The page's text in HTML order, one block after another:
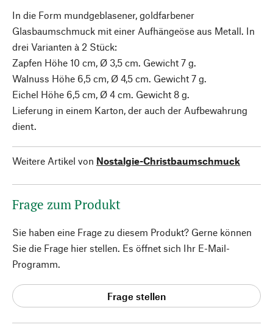
In die Form mundgeblasener, goldfarbener
Glasbaumschmuck mit einer Aufhängeöse aus Metall. In
drei Varianten à 2 Stück:
Zapfen Höhe 10 cm, Ø 3,5 cm. Gewicht 7 g.
Walnuss Höhe 6,5 cm, Ø 4,5 cm. Gewicht 7 g.
Eichel Höhe 6,5 cm, Ø 4 cm. Gewicht 8 g.
Lieferung in einem Karton, der auch der Aufbewahrung
dient.
Weitere Artikel von Nostalgie-Christbaumschmuck
Frage zum Produkt
Sie haben eine Frage zu diesem Produkt? Gerne können
Sie die Frage hier stellen. Es öffnet sich Ihr E-Mail-
Programm.
Frage stellen